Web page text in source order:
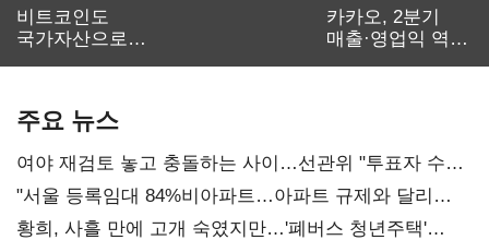
비트코인도
국가자산으로…'
카카오, 2분기
매출·영업익 역대
주요 뉴스
여야 재검토 놓고 충돌하는 사이…선관위 "투표자 수
오차 당연"
"서울 등록임대 84%비아파트…아파트 규제와 달리
해야"
황희, 사흘 만에 고개 숙였지만…'폐버스 청년주택'